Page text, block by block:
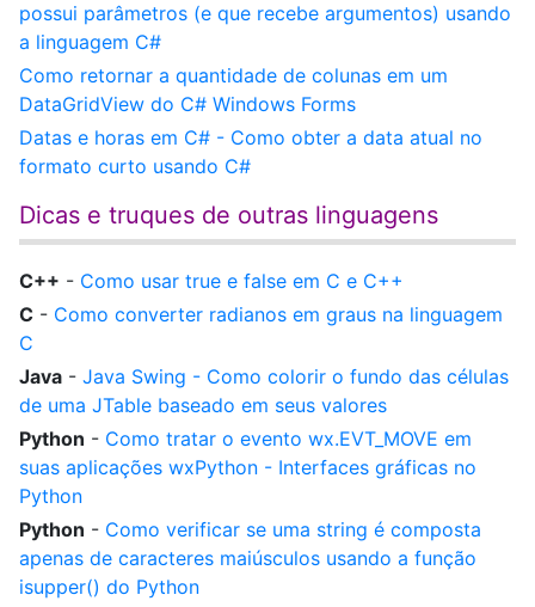
possui parâmetros (e que recebe argumentos) usando
a linguagem C#
Como retornar a quantidade de colunas em um
DataGridView do C# Windows Forms
Datas e horas em C# - Como obter a data atual no
formato curto usando C#
Dicas e truques de outras linguagens
C++ - Como usar true e false em C e C++
C - Como converter radianos em graus na linguagem
C
Java - Java Swing - Como colorir o fundo das células
de uma JTable baseado em seus valores
Python - Como tratar o evento wx.EVT_MOVE em
suas aplicações wxPython - Interfaces gráficas no
Python
Python - Como verificar se uma string é composta
apenas de caracteres maiúsculos usando a função
isupper() do Python